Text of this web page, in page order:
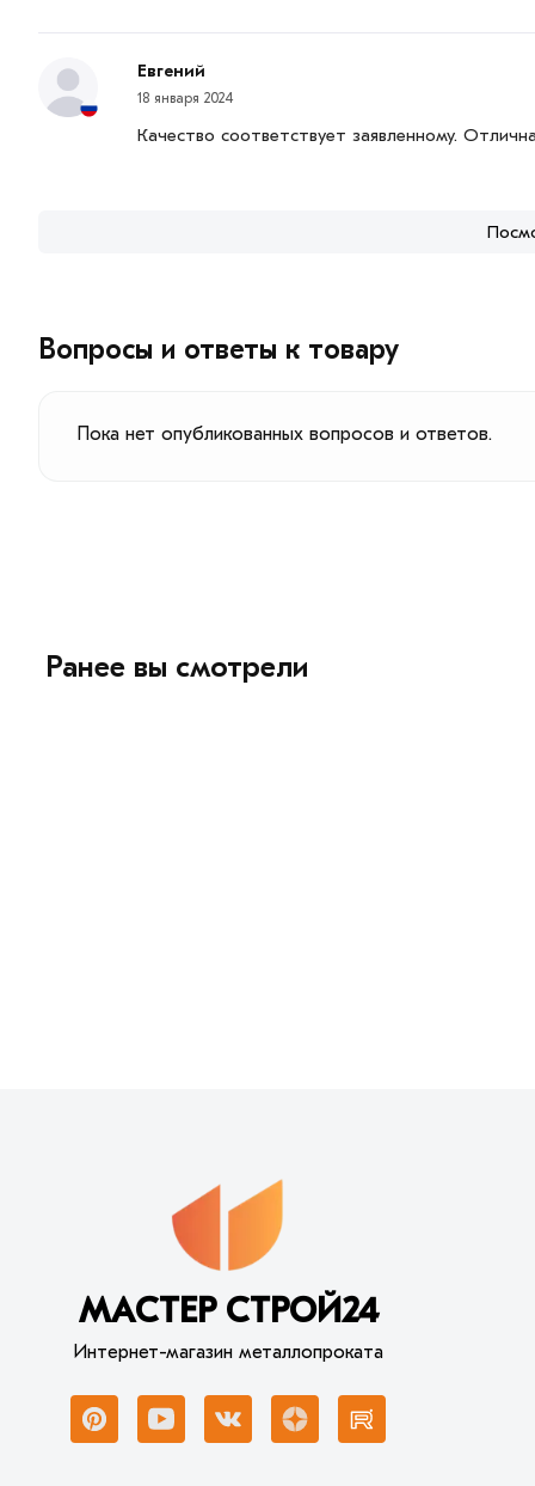
Евгений
18 января 2024
Качество соответствует заявленному.
Вопросы и ответы к товару
Пока нет опубликованных вопросов и ответов.
Ранее вы смотрели
МАСТЕР СТРОЙ24
Интернет-магазин металлопроката